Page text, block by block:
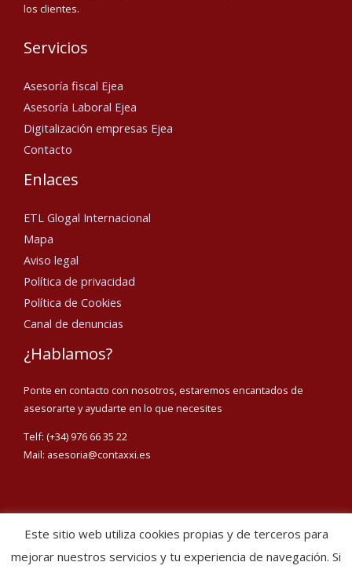
los clientes.
Servicios
Asesoría fiscal Ejea
Asesoría Laboral Ejea
Digitalización empresas Ejea
Contacto
Enlaces
ETL Glogal Internacional
Mapa
Aviso legal
Política de privacidad
Política de Cookies
Canal de denuncias
¿Hablamos?
Ponte en contacto con nosotros, estaremos encantados de
asesorarte y ayudarte en lo que necesites
Telf: (+34) 976 66 35 22
Mail: asesoria@contaxxi.es
Copyright © 2026 Conta XXI
Este sitio web utiliza cookies propias y de terceros para
mejorar nuestros servicios y tu experiencia de navegación. Si